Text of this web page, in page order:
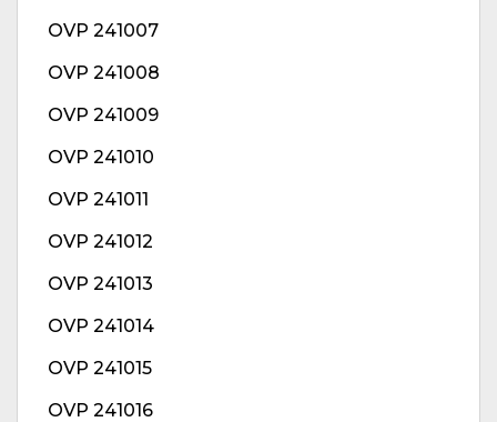
OVP 241007
OVP 241008
OVP 241009
OVP 241010
OVP 241011
OVP 241012
OVP 241013
OVP 241014
OVP 241015
OVP 241016